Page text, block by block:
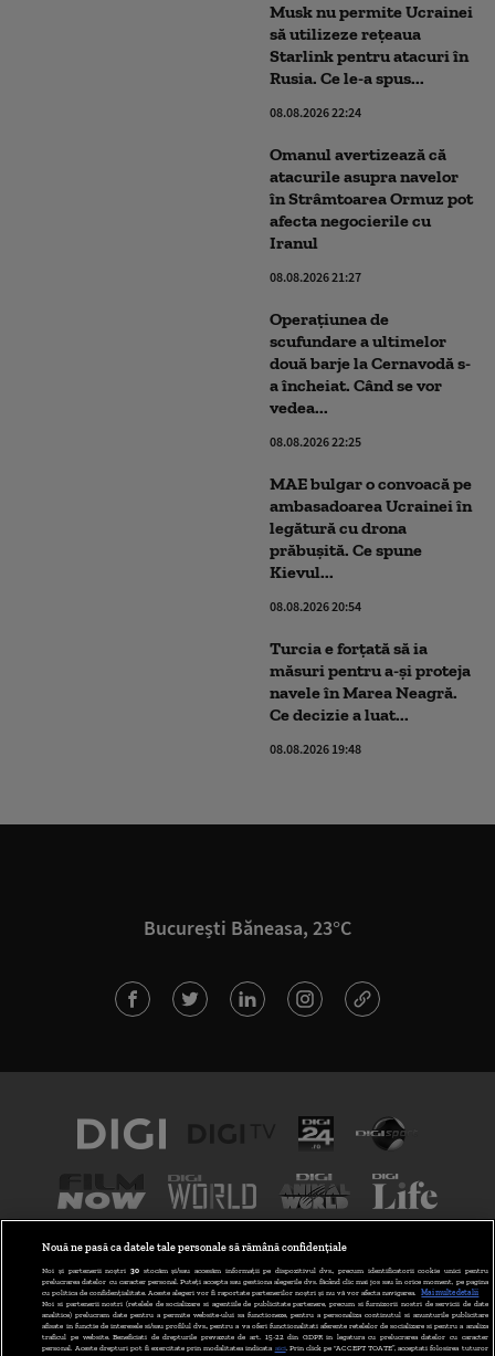
Musk nu permite Ucrainei
să utilizeze reţeaua
Starlink pentru atacuri în
Rusia. Ce le-a spus...
08.08.2026 22:24
Omanul avertizează că
atacurile asupra navelor
în Strâmtoarea Ormuz pot
afecta negocierile cu
Iranul
08.08.2026 21:27
Operațiunea de
scufundare a ultimelor
două barje la Cernavodă s-
a încheiat. Când se vor
vedea...
08.08.2026 22:25
MAE bulgar o convoacă pe
ambasadoarea Ucrainei în
legătură cu drona
prăbuşită. Ce spune
Kievul...
08.08.2026 20:54
Turcia e forțată să ia
măsuri pentru a-și proteja
navele în Marea Neagră.
Ce decizie a luat...
08.08.2026 19:48
București Băneasa, 23°C
Nouă ne pasă ca datele tale personale să rămână confidențiale
Noi și partenerii noștri 30stocăm și/sau accesăm informații pe dispozitivul dvs., precum identificatorii cookie unici pentru
prelucrarea datelor cu caracter personal. Puteți accepta sau gestiona alegerile dvs. făcând clic mai jos sau în orice moment, pe pagina
cu politica de confidențialitate. Aceste alegeri vor fi raportate partenerilor noștri și nu vă vor afecta navigarea.
Mai multe detalii
Noi si partenerii nostri (retelele de socializare si agentiile de publicitate partenere, precum si furnizorii nostri de servicii de date
analitice) prelucram date pentru a permite website-ului sa functioneze, pentru a personaliza continutul si anunturile publicitare
afisate in functie de interesele si/sau profilul dvs., pentru a va oferi functionalitati aferente retelelor de socializare si pentru a analiza
traficul pe website. Beneficiati de drepturile prevazute de art. 15-22 din GDPR in legatura cu prelucrarea datelor cu caracter
personal. Aceste drepturi pot fi exercitate prin modalitatea indicata aici. Prin click pe “ACCEPT TOATE”, acceptati folosirea tuturor